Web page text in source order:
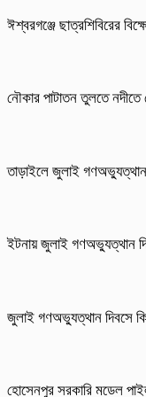
ঈশ্বরগঞ্জে ছাত্রশিবিরের
নৌকার পাটাতন তুলতে নদীতে
তাড়াইলে জুলাই গণঅভ্যুত্থান
ইটনায় জুলাই গণঅভ্যুত্থান
জুলাই গণঅভ্যুত্থান দিবসে
হোসেনপুর সরকারি মডেল